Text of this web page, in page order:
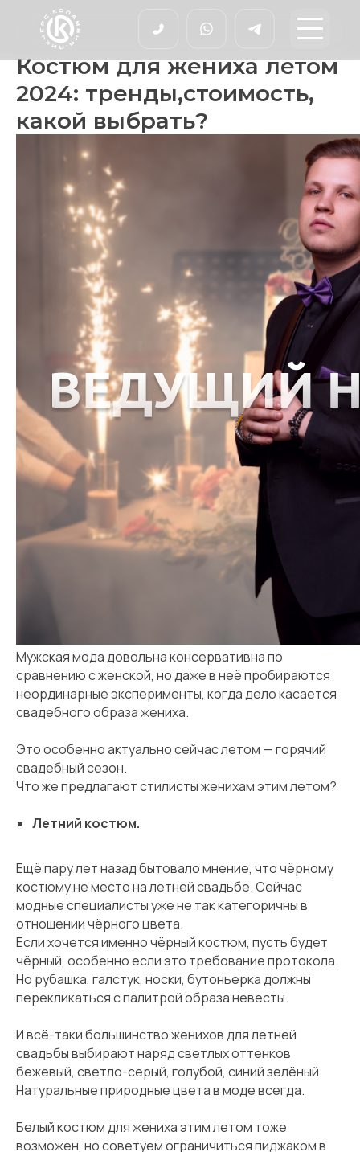
Заказать
музыкантов
Костюм для жениха летом
2024: тренды,стоимость,
какой выбрать?
Мужская мода довольна консервативна по
сравнению с женской, но даже в неё пробираются
неординарные эксперименты, когда дело касается
свадебного образа жениха.
Это особенно актуально сейчас летом — горячий
свадебный сезон.
Что же предлагают стилисты женихам этим летом?
Летний костюм.
Ещё пару лет назад бытовало мнение, что чёрному
костюму не место на летней свадьбе. Сейчас
модные специалисты уже не так категоричны в
отношении чёрного цвета.
Если хочется именно чёрный костюм, пусть будет
чёрный, особенно если это требование протокола.
Но рубашка, галстук, носки, бутоньерка должны
перекликаться с палитрой образа невесты.
И всё-таки большинство женихов для летней
свадьбы выбирают наряд светлых оттенков
бежевый, светло-серый, голубой, синий зелёный.
Натуральные природные цвета в моде всегда.
Белый костюм для жениха этим летом тоже
возможен, но советуем ограничиться пиджаком в